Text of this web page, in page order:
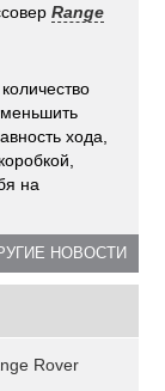
Range
хода,
на
НОВОСТИ
Rover